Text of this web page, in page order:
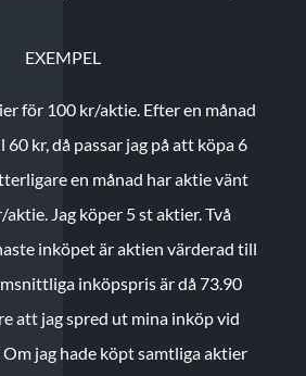
EXEMPEL
för 100 kr/aktie. Efter en månad
kr, då passar jag på att köpa 6
en månad har aktie vänt
Jag köper 5 st aktier.Två
inköpet är aktien värderad till
inköpspris är då 73.90
att jag spred ut mina inköp vid
jag hade köpt samtliga aktier